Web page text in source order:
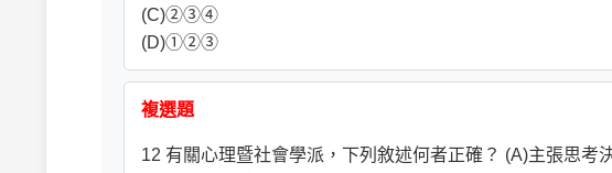
(C)②③④
(D)①②③
複選題
12 有關心理暨社會學派，下列敘述何者正確？ (A)主張思考